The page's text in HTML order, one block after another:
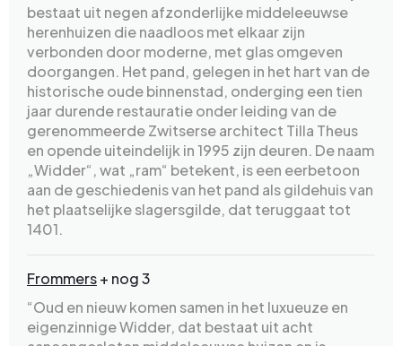
bestaat uit negen afzonderlijke middeleeuwse
herenhuizen die naadloos met elkaar zijn
verbonden door moderne, met glas omgeven
doorgangen. Het pand, gelegen in het hart van de
historische oude binnenstad, onderging een tien
jaar durende restauratie onder leiding van de
gerenommeerde Zwitserse architect Tilla Theus
en opende uiteindelijk in 1995 zijn deuren. De naam
„Widder“, wat „ram“ betekent, is een eerbetoon
aan de geschiedenis van het pand als gildehuis van
het plaatselijke slagersgilde, dat teruggaat tot
1401.
Frommers+ nog 3
“Oud en nieuw komen samen in het luxueuze en
eigenzinnige Widder, dat bestaat uit acht